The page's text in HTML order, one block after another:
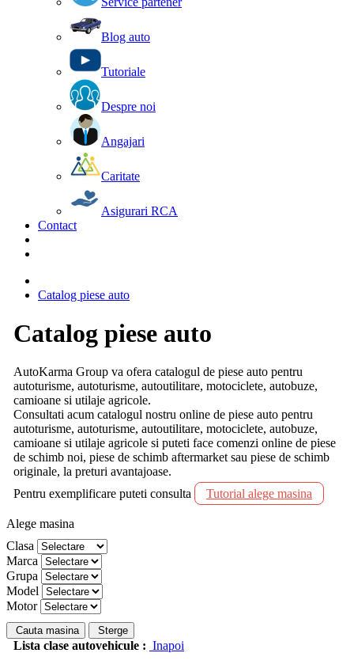
Blog auto
Tutoriale
Despre noi
Angajari
Caritate
Asigurari RCA
Contact
Catalog piese auto
Catalog piese auto
AutoKarma Group va ofera catalogul de piese auto pentru
autoturisme, autoturisme, autoutilitare, motociclete, autobuze,
camioane si utilaje agricole.
Consultati acum catalogul nostru online de piese auto pentru
autoturisme, autoturisme, autoutilitare, motociclete, autobuze,
camioane si utilaje agricole si puteti face comenzi online de piese
de schimb noi, piese de schimb aftermarket sau piese de schimb
originale, la preturi avantajoase.
Pentru exemplificare puteti consulta
Tutorial alege masina
Alege masina
Clasa
Marca
Grupa
Model
Motor
Cauta masina Sterge
Lista clase autovehicule : Inapoi